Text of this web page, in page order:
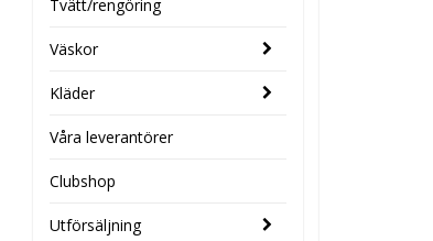
Tvätt/rengöring
Väskor
Kläder
Våra leverantörer
Clubshop
Utförsäljning